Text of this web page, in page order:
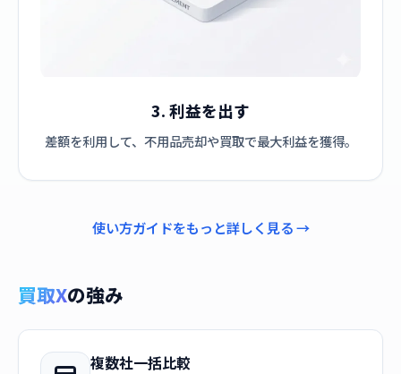
3. 利益を出す
差額を利用して、不用品売却や買取で最大利益を獲得。
使い方ガイドをもっと詳しく見る →
買取Xの強み
複数社一括比較